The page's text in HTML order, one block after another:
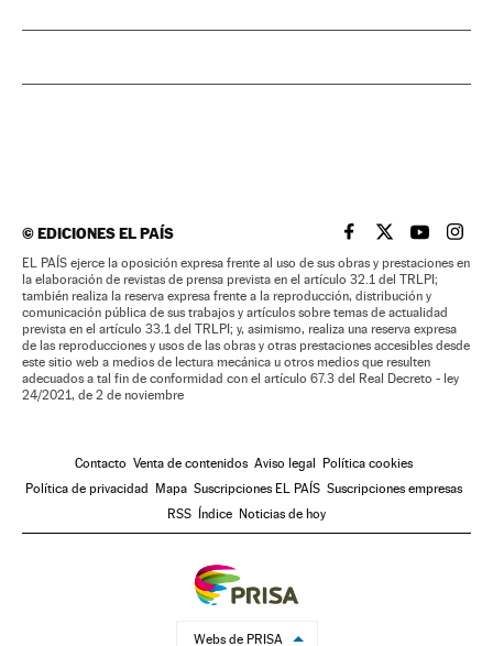
©EDICIONES EL PAÍS EL PAÍS BRASIL EN
EL PAÍSEL PAÍS
EL
EL PAÍS ejerce la oposición expresa frente al uso de sus obras y prestaciones en
la elaboración de revistas de prensa prevista en el artículo 32.1 del TRLPI;
también realiza la reserva expresa frente a la reproducción, distribución y
comunicación pública de sus trabajos y artículos sobre temas de actualidad
prevista en el artículo 33.1 del TRLPI; y, asimismo, realiza una reserva expresa
de las reproducciones y usos de las obras y otras prestaciones accesibles desde
este sitio web a medios de lectura mecánica u otros medios que resulten
adecuados a tal fin de conformidad con el artículo 67.3 del Real Decreto - ley
24/2021, de 2 de noviembre
Contacto Venta de contenidos Aviso legal Política cookies
Política de privacidad Mapa Suscripciones EL PAÍS Suscripciones empresas
RSS Índice Noticias de hoy
Webs de PRISA